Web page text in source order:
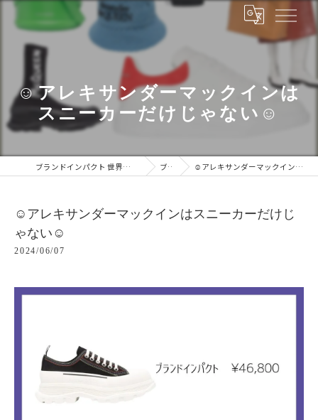
☺︎アレキサンダーマックインは
スニーカーだけじゃない☺︎
ブランドインパクト 世界中のブランドをあなたの手に ブログ ☺︎アレキサンダーマックインはスニーカーだけじゃない☺︎
☺︎アレキサンダーマックインはスニーカーだけじ
ゃない☺︎
2024/06/07